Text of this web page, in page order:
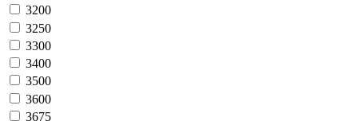
3200
3250
3300
3400
3500
3600
3675